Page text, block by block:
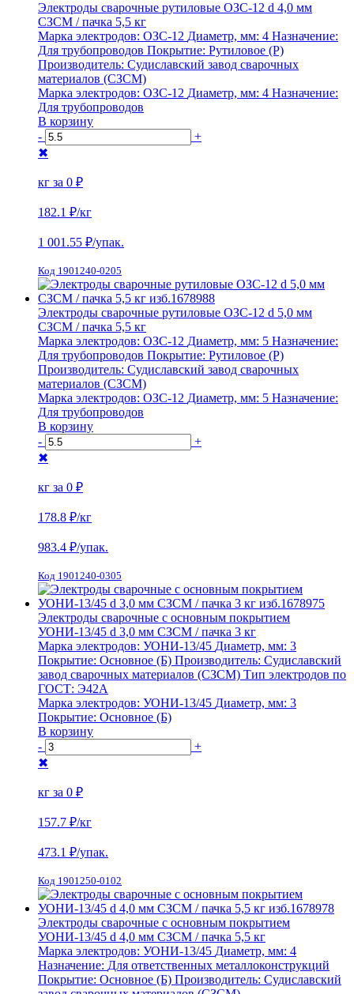
Электроды сварочные рутиловые ОЗС-12 d 4,0 мм
СЗСМ / пачка 5,5 кг
Марка электродов: ОЗС-12 Диаметр, мм: 4 Назначение:
Для трубопроводов Покрытие: Рутиловое (Р)
Производитель: Судиславский завод сварочных
материалов (СЗСМ)
Марка электродов: ОЗС-12 Диаметр, мм: 4 Назначение:
Для трубопроводов
В корзину
-
+
✖
кг за 0 ₽
182.1 ₽/кг
1 001.55 ₽/упак.
Код 1901240-0205
Электроды сварочные рутиловые ОЗС-12 d 5,0 мм
СЗСМ / пачка 5,5 кг
Марка электродов: ОЗС-12 Диаметр, мм: 5 Назначение:
Для трубопроводов Покрытие: Рутиловое (Р)
Производитель: Судиславский завод сварочных
материалов (СЗСМ)
Марка электродов: ОЗС-12 Диаметр, мм: 5 Назначение:
Для трубопроводов
В корзину
-
+
✖
кг за 0 ₽
178.8 ₽/кг
983.4 ₽/упак.
Код 1901240-0305
Электроды сварочные с основным покрытием
УОНИ-13/45 d 3,0 мм СЗСМ / пачка 3 кг
Марка электродов: УОНИ-13/45 Диаметр, мм: 3
Покрытие: Основное (Б) Производитель: Судиславский
завод сварочных материалов (СЗСМ) Тип электродов по
ГОСТ: Э42А
Марка электродов: УОНИ-13/45 Диаметр, мм: 3
Покрытие: Основное (Б)
В корзину
-
+
✖
кг за 0 ₽
157.7 ₽/кг
473.1 ₽/упак.
Код 1901250-0102
Электроды сварочные с основным покрытием
УОНИ-13/45 d 4,0 мм СЗСМ / пачка 5,5 кг
Марка электродов: УОНИ-13/45 Диаметр, мм: 4
Назначение: Для ответственных металлоконструкций
Покрытие: Основное (Б) Производитель: Судиславский